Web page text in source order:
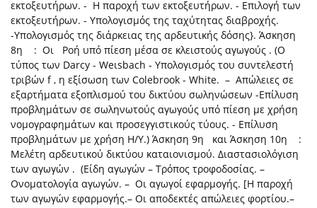
εκτοξευτήρων. - Η παροχή των εκτοξευτήρων. - Επιλογή των
εκτοξευτήρων. - Υπολογισμός της ταχύτητας διαβροχής.
-Υπολογισμός της διάρκειας της αρδευτικής δόσης}. Άσκηση
8η : Οι Ροή υπό πίεση μέσα σε κλειστούς αγωγούς . (Ο
τύπος των Darcy - Weιsbach - Υπολογισμός του συντελεστή
τριβών f , η εξίσωση των Colebrook - White. – Απώλειες σε
εξαρτήματα εξοπλισμού του δικτύου σωληνώσεων -Επίλυση
προβλημάτων σε σωληνωτούς αγωγούς υπό πίεση με χρήση
νομογραφημάτων και προσεγγιστικούς τύους. - Επίλυση
προβλημάτων με χρήση Η/Υ.) Άσκηση 9η και Άσκηση 10η :
Μελέτη αρδευτικού δικτύου καταιονισμού. Διαστασιολόγιση
των αγωγών . (Είδη αγωγών – Τρόπος τροφοδοσίας. –
Ονοματολογία αγωγών. – Οι αγωγοί εφαρμογής. [Η παροχή
των αγωγών εφαρμογής.– Οι αποδεκτές απώλειες φορτίου.–